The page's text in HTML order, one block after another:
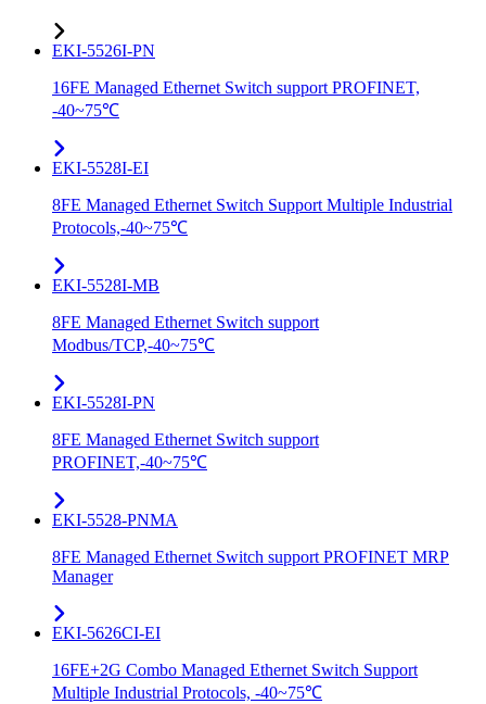
EKI-5526I-PN
16FE Managed Ethernet Switch support PROFINET,
-40~75℃
EKI-5528I-EI
8FE Managed Ethernet Switch Support Multiple Industrial
Protocols,-40~75℃
EKI-5528I-MB
8FE Managed Ethernet Switch support
Modbus/TCP,-40~75℃
EKI-5528I-PN
8FE Managed Ethernet Switch support
PROFINET,-40~75℃
EKI-5528-PNMA
8FE Managed Ethernet Switch support PROFINET MRP
Manager
EKI-5626CI-EI
16FE+2G Combo Managed Ethernet Switch Support
Multiple Industrial Protocols, -40~75℃